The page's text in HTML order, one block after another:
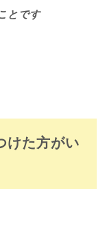
とです
けた方がい